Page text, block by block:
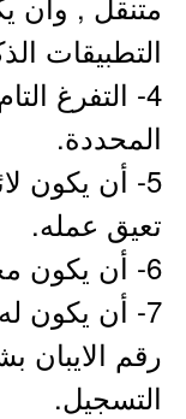
التطبيقات
4- التفرغ
المحددة.
5- أن يكون
تعيق عمله.
6- أن يكون محصنناً.
7- أن يكون
رقم
التسجيل.